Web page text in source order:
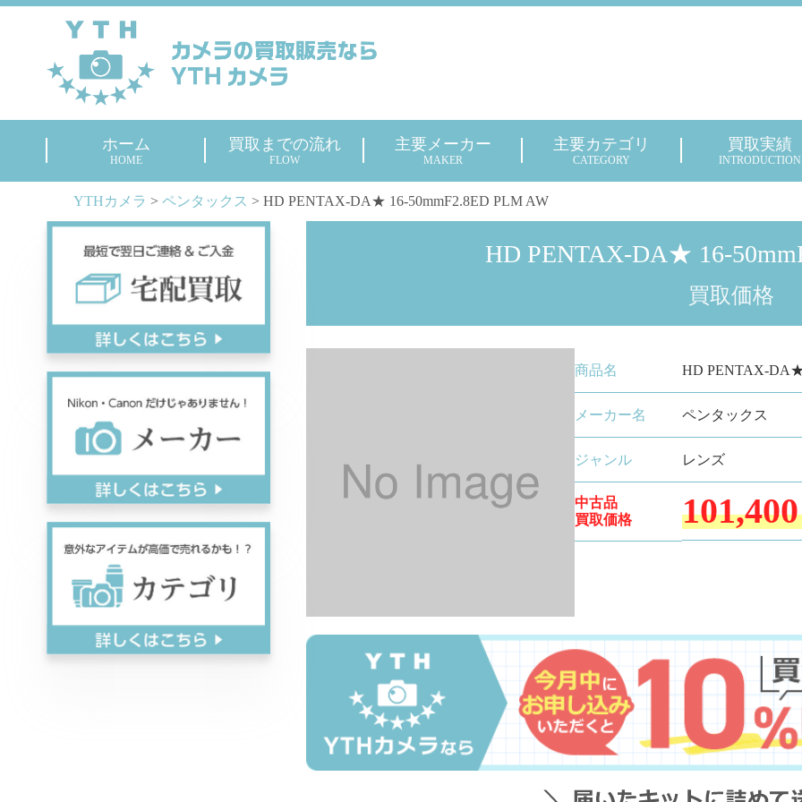
ホーム
HOME
買取までの流れ
FLOW
主要メーカー
MAKER
主要カテゴリ
CATEGORY
買取実績
INTRODUCTION
YTHカメラ > ペンタックス > HD PENTAX-DA★ 16-50mmF2.8ED PLM AW
HD PENTAX-DA★ 16-
買取価格
商品名 HD PENTAX-DA★
メーカー名 ペンタックス
ジャンル レンズ
中古品
買取価格
101,400